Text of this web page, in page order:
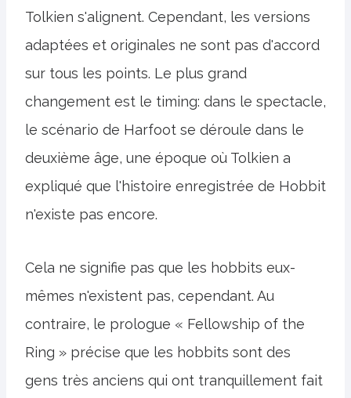
Tolkien s'alignent. Cependant, les versions
adaptées et originales ne sont pas d'accord
sur tous les points. Le plus grand
changement est le timing: dans le spectacle,
le scénario de Harfoot se déroule dans le
deuxième âge, une époque où Tolkien a
expliqué que l'histoire enregistrée de Hobbit
n'existe pas encore.
Cela ne signifie pas que les hobbits eux-
mêmes n'existent pas, cependant. Au
contraire, le prologue « Fellowship of the
Ring » précise que les hobbits sont des
gens très anciens qui ont tranquillement fait